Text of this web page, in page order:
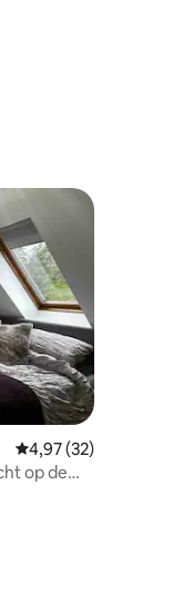
Gemiddelde
4,97 (32)
op de